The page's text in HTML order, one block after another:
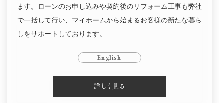
ます。ローンのお申し込みや契約後のリフォーム工事も弊社
で一括して行い、マイホームから始まるお客様の新たな暮ら
しをサポートしております。
English
詳しく見る